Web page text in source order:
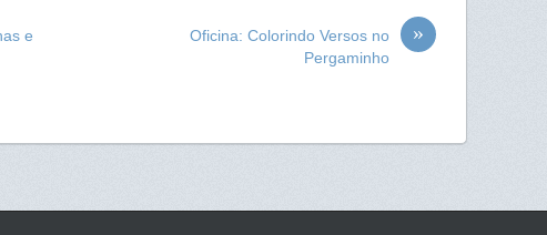
e
»
Oficina: Colorindo Versos no
Pergaminho